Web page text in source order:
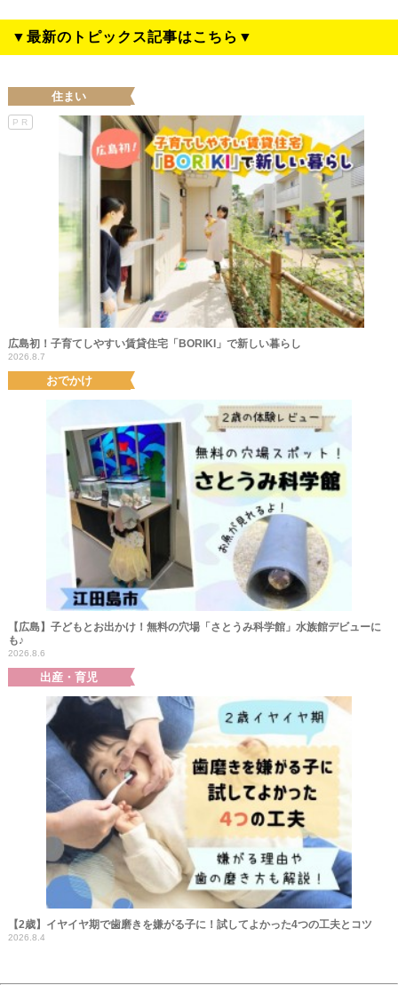
▼最新のトピックス記事はこちら▼
住まい
PR
広島初！子育てしやすい賃貸住宅「BORIKI」で新しい暮らし
2026.8.7
おでかけ
【広島】子どもとお出かけ！無料の穴場「さとうみ科学館」水族館デビューに
も♪
2026.8.6
出産・育児
【2歳】イヤイヤ期で歯磨きを嫌がる子に！試してよかった4つの工夫とコツ
2026.8.4